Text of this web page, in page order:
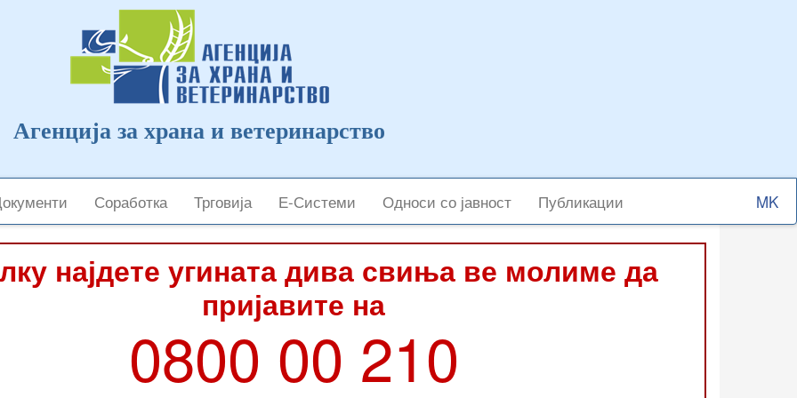
Агенција за храна и ветеринарство
Соработка Трговија Е-Системи Односи со јавност Публикации
Select
your
најдете угината дива свиња ве молиме да
пријавите на
0800 00 210